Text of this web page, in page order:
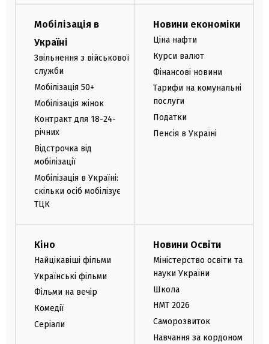
Мобілізація в
Україні
Звільнення з військової
служби
Мобілізація 50+
Мобілізація жінок
Контракт для 18-24-
річних
Відстрочка від
мобілізації
Мобілізація в Україні:
скільки осіб мобілізує
ТЦК
Новини економіки
Ціна нафти
Курси валют
Фінансові новини
Тарифи на комунальні
послуги
Податки
Пенсія в Україні
Кіно
Найцікавіші фільми
Українські фільми
Фільми на вечір
Комедії
Серіали
Новини Освіти
Міністерство освіти та
науки України
Школа
НМТ 2026
Саморозвиток
Навчання за кордоном